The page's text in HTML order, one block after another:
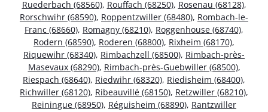
Ruederbach (68560), Rouffach (68250), Rosenau (68128),
Rorschwihr (68590), Roppentzwiller (68480), Rombach-le-
Franc (68660), Romagny (68210), Roggenhouse (68740),
Rodern (68590), Roderen (68800), Rixheim (68170),
Riquewihr (68340), Rimbachzell (68500), Rimbach-près-
Masevaux (68290), Rimbach-près-Guebwiller (68500),
Riespach (68640), Riedwihr (68320), Riedisheim (68400),
Richwiller (68120), Ribeauvillé (68150), Retzwiller (68210),
Reiningue (68950), Réguisheim (68890), Rantzwiller